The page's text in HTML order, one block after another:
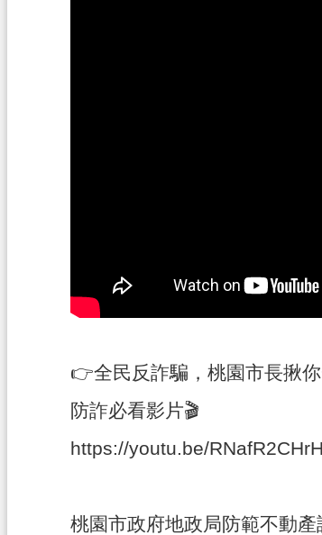
👉全民反詐騙，桃園市長揪
防詐必看影片🎬
https://youtu.be/
桃園市政府地政局防範不動